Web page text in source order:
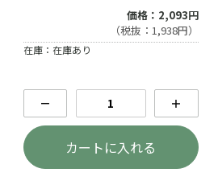
価格：2,093円
（税抜：1,938円）
在庫：在庫あり
－ ＋
カートに入れる